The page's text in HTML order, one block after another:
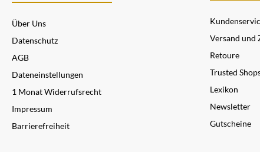
Über Uns
Datenschutz
AGB
Dateneinstellungen
1 Monat Widerrufsrecht
Impressum
Barrierefreiheit
Versand und
Retoure
Trusted
Lexikon
Newsletter
Gutscheine